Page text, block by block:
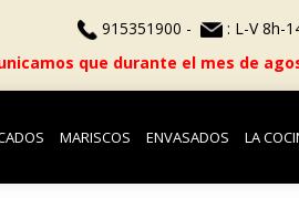
915351900 -
: L-V 8h-
que durante el mes de
MARISCOS ENVASADOS LA